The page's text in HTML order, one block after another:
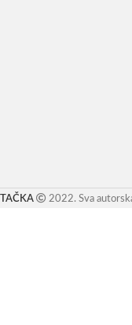
TAČKA 2022. Sva